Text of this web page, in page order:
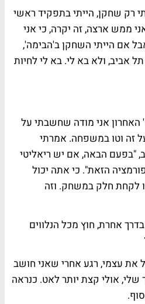
רק שחקן, הייתי בתפקיד ראשי
ממש ארצה, זה יקרה, כי אני
אם הייתי השחקן ב'הבימה',
אביב, ולא בא לי. בא לי לחיות
האחרון אני מודה שחשבתי על
זה וטו במשפחה. אמרתי
"בפעם הבאה, אם יש ריאליטי
הזאת". כי אתה יכול
לקחת חלק במשחק. וזה
אחרת, חוץ מכל הנלווים
את עצמי, רגע אחרי שאני חושב
שלי, אולי קצת יותר לאט. כנראה